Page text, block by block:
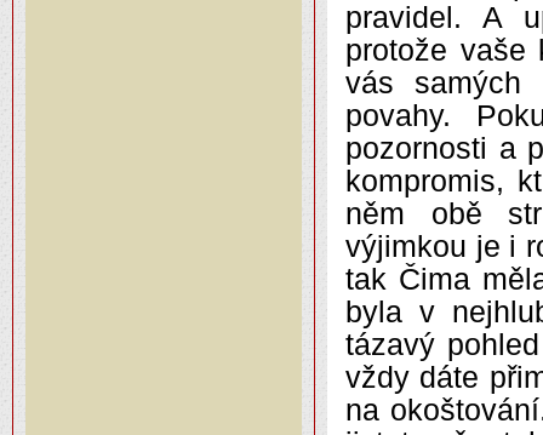
pravidel. A
protože vaše
vás samých
povahy.
pozornosti a
kompromis,
něm obě
výjimkou je i
tak Čima
byla v
tázavý
vždy dáte
na